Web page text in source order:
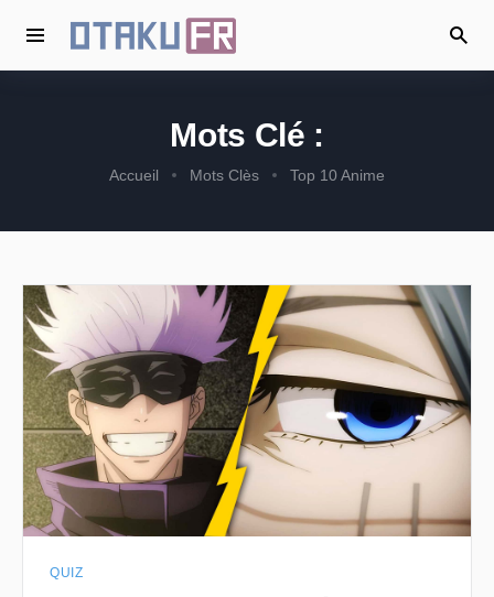
Mots Clé :
Accueil Mots Clès Top 10 Anime
QUIZ